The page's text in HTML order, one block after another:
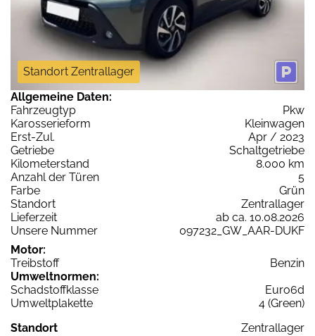
Standort Zentrallager
Allgemeine Daten:
Fahrzeugtyp
Pkw
Karosserieform
Kleinwagen
Erst-Zul.
Apr / 2023
Getriebe
Schaltgetriebe
Kilometerstand
8.000 km
Anzahl der Türen
5
Farbe
Grün
Standort
Zentrallager
Lieferzeit
ab ca. 10.08.2026
Unsere Nummer
097232_GW_AAR-DUKF
Motor:
Treibstoff
Benzin
Umweltnormen:
Schadstoffklasse
Euro6d
Umweltplakette
4 (Green)
Standort
Zentrallager